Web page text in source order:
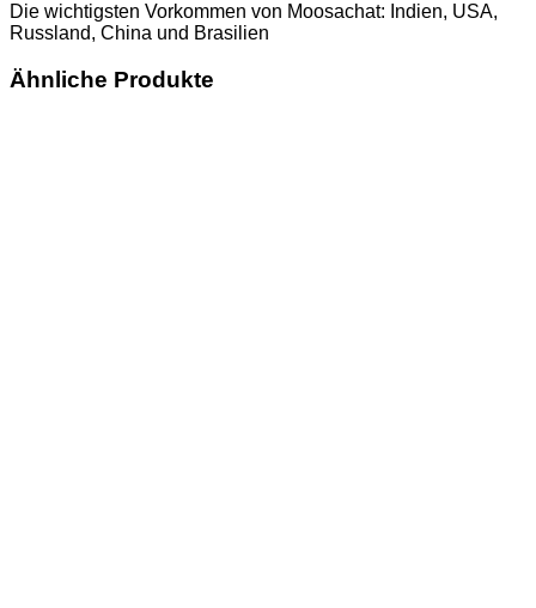
Die wichtigsten Vorkommen von Moosachat: Indien, USA,
Russland, China und Brasilien
Ähnliche Produkte